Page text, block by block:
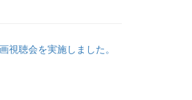
視聴会を実施しました。